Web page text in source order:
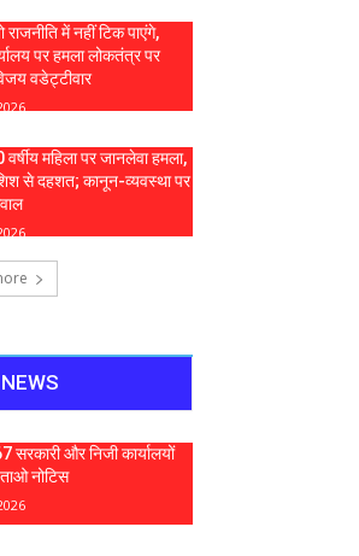
राजनीति में नहीं टिक पाएंगे,
पर हमला लोकतंत्र पर
वडेट्टीवार
महिला पर जानलेवा हमला,
से दहशत; कानून-व्यवस्था पर
सरकारी और निजी कार्यालयों
नोटिस